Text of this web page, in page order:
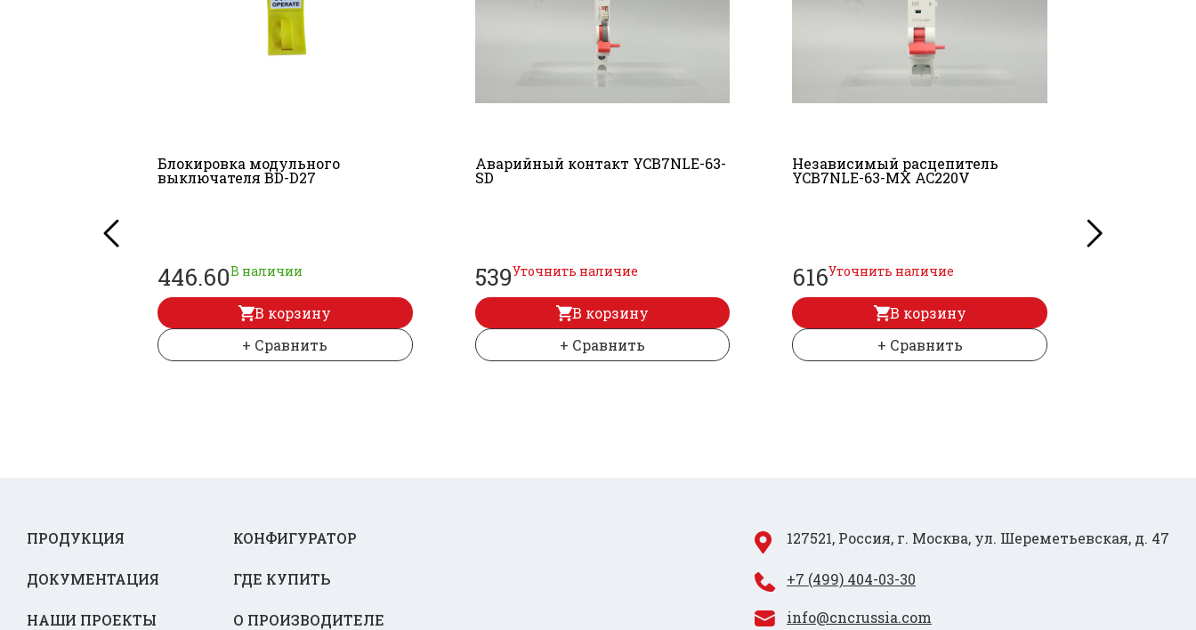
Блокировка модульного
выключателя BD-D27
446.60В наличии
В корзину
+ Сравнить
Аварийный контакт YCB7NLE-63-
SD
539Уточнить наличие
В корзину
+ Сравнить
Независимый расцепитель
YCB7NLE-63-MX AC220V
616Уточнить наличие
В корзину
+ Сравнить
ПРОДУКЦИЯ КОНФИГУРАТОР
ДОКУМЕНТАЦИЯ ГДЕ КУПИТЬ
НАШИ ПРОЕКТЫ О ПРОИЗВОДИТЕЛЕ
127521, Россия, г. Москва, ул. Шереметьевская, д. 47
+7 (499) 404-03-30
info@cncrussia.com